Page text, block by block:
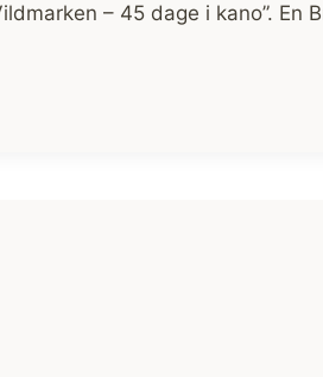
– 45 dage i kano”. En